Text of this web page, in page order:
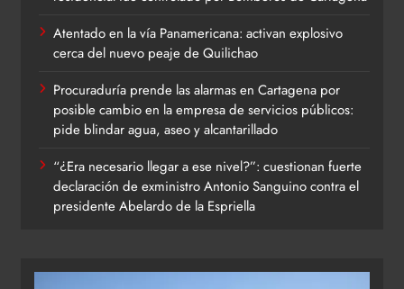
Atentado en la vía Panamericana: activan explosivo
cerca del nuevo peaje de Quilichao
Procuraduría prende las alarmas en Cartagena por
posible cambio en la empresa de servicios públicos:
pide blindar agua, aseo y alcantarillado
“¿Era necesario llegar a ese nivel?”: cuestionan fuerte
declaración de exministro Antonio Sanguino contra el
presidente Abelardo de la Espriella